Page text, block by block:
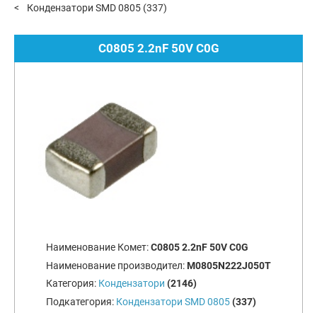
Кондензатори SMD 0805 (337)
C0805 2.2nF 50V C0G
Наименование Комет:C0805 2.2nF 50V C0G
Наименование производител: M0805N222J050T
Категория: Кондензатори (2146)
Подкатегория: Кондензатори SMD 0805(337)